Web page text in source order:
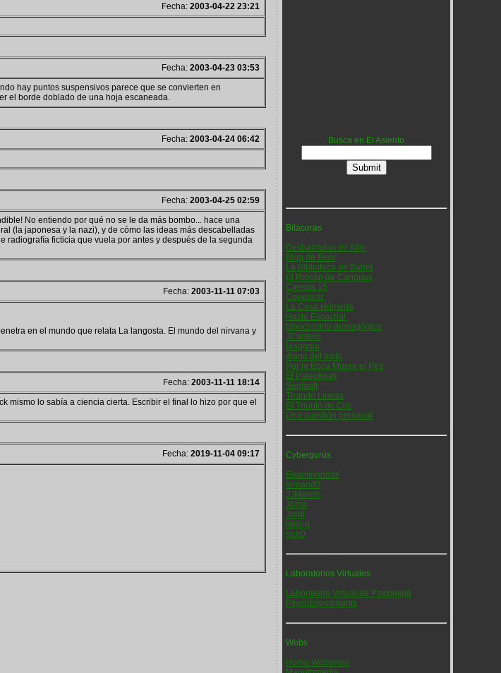
Fecha: 2003-04-22 23:21
Fecha: 2003-04-23 03:53
hay puntos suspensivos parece que se convierten en
el borde doblado de una hoja escaneada.
Fecha: 2003-04-24 06:42
Fecha: 2003-04-25 02:59
No entiendo por qué no se le da más bombo... hace una
(la japonesa y la nazi), y de cómo las ideas más descabelladas
radiografía ficticia que vuela por antes y después de la segunda
Fecha: 2003-11-11 07:03
en el mundo que relata La langosta. El mundo del nirvana y
Fecha: 2003-11-11 18:14
mismo lo sabía a ciencia cierta. Escribir el final lo hizo por que el
Fecha: 2019-11-04 09:17
Busca en El Asiento
Bitácoras
Desbarradas de Akin
Blog de Beor
La Biblioteca de Babel
El Rincón de Canopus
Ciencia 15
Copensar
La Cosa Húmeda
Hazte Escuchar
hipocondría demagógica
JCantero
Magonia
diario del osito
Por la Boca Muere el Pez
El Paleofreak
Segfault
Tirando Líneas
El Triunfo de Clío
Una cuestión personal
Cybergurús
Epaminondas
fernand0
JJMerelo
Joma
Jordi
mini-d
mur0
Laboratorios Virtuales
Laboratorio Virtual de Psicología
PsychExperiments
Webs
Homo Webensis